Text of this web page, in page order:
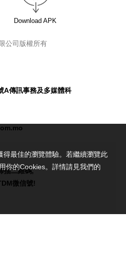
Download APK
公司版權所有
A傳訊事務及多媒體科
描二維碼,
微信號!
得最佳的瀏覽體驗。若繼續瀏覽此
你的Cookies。詳情請見我們的